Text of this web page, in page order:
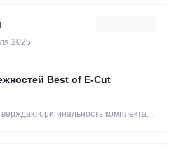
2025
Best of E-Cut
оригинальность комплекта. ..